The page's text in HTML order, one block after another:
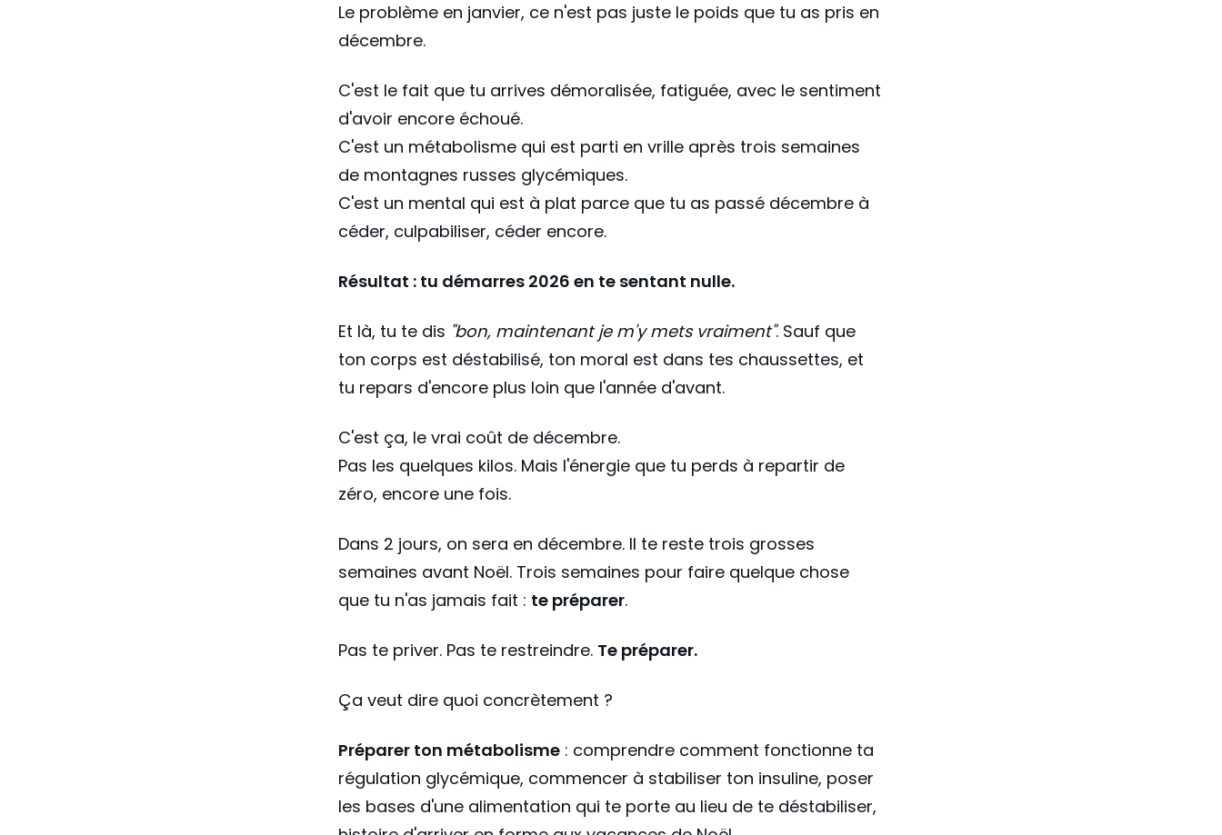
Le problème en janvier, ce n'est pas juste le poids que tu as pris en
décembre.
C'est le fait que tu arrives démoralisée, fatiguée, avec le sentiment
d'avoir encore échoué.
C'est un métabolisme qui est parti en vrille après trois semaines
de montagnes russes glycémiques.
C'est un mental qui est à plat parce que tu as passé décembre à
céder, culpabiliser, céder encore.
Résultat : tu démarres 2026 en te sentant nulle.
Et là, tu te dis "bon, maintenant je m'y mets vraiment". Sauf que
ton corps est déstabilisé, ton moral est dans tes chaussettes, et
tu repars d'encore plus loin que l'année d'avant.
C'est ça, le vrai coût de décembre.
Pas les quelques kilos. Mais l'énergie que tu perds à repartir de
zéro, encore une fois.
Dans 2 jours, on sera en décembre. Il te reste trois grosses
semaines avant Noël. Trois semaines pour faire quelque chose
que tu n'as jamais fait : te préparer.
Pas te priver. Pas te restreindre. Te préparer.
Ça veut dire quoi concrètement ?
Préparer ton métabolisme : comprendre comment fonctionne ta
régulation glycémique, commencer à stabiliser ton insuline, poser
les bases d'une alimentation qui te porte au lieu de te déstabiliser,